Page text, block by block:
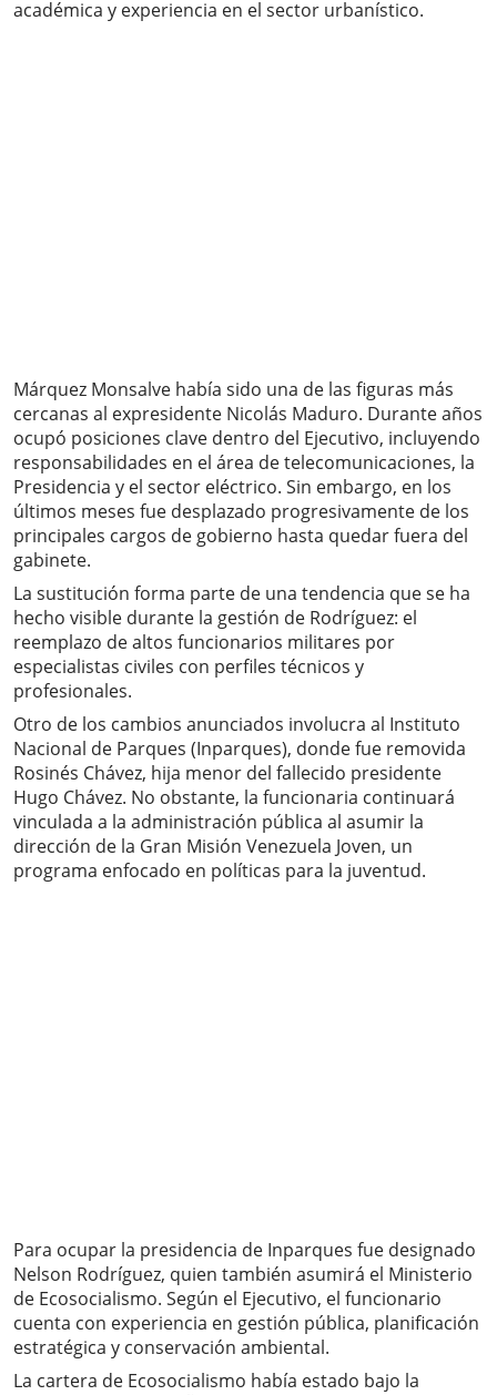
académica y experiencia en el sector urbanístico.
Márquez Monsalve había sido una de las figuras más
cercanas al expresidente Nicolás Maduro. Durante años
ocupó posiciones clave dentro del Ejecutivo, incluyendo
responsabilidades en el área de telecomunicaciones, la
Presidencia y el sector eléctrico. Sin embargo, en los
últimos meses fue desplazado progresivamente de los
principales cargos de gobierno hasta quedar fuera del
gabinete.
La sustitución forma parte de una tendencia que se ha
hecho visible durante la gestión de Rodríguez: el
reemplazo de altos funcionarios militares por
especialistas civiles con perfiles técnicos y
profesionales.
Otro de los cambios anunciados involucra al Instituto
Nacional de Parques (Inparques), donde fue removida
Rosinés Chávez, hija menor del fallecido presidente
Hugo Chávez. No obstante, la funcionaria continuará
vinculada a la administración pública al asumir la
dirección de la Gran Misión Venezuela Joven, un
programa enfocado en políticas para la juventud.
Para ocupar la presidencia de Inparques fue designado
Nelson Rodríguez, quien también asumirá el Ministerio
de Ecosocialismo. Según el Ejecutivo, el funcionario
cuenta con experiencia en gestión pública, planificación
estratégica y conservación ambiental.
La cartera de Ecosocialismo había estado bajo la